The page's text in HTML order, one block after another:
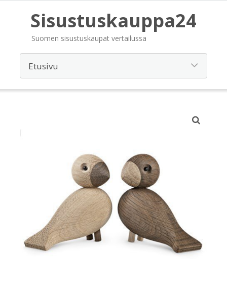
Sisustuskauppa24
Suomen sisustuskaupat vertailussa